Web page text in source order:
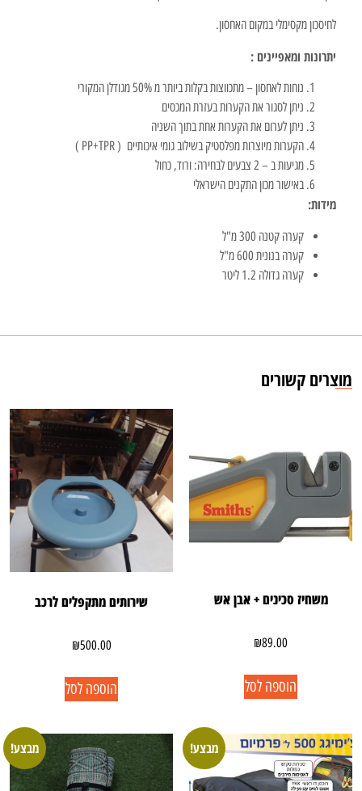
לחיסכון מקסימלי במקום האחסון.
יתרונות ומאפיינים :
נוחות לאחסון – מתכווצות בקלות ביותר מ 50% מגודלן המקורי
ניתן לסגור את הקערות בעזרת המכסים
ניתן לערום את הקערות אחת בתוך השניה
הקערות מיוצרות מפלסטיק בשילוב גומי איכותיים ( PP+TPR )
מגיעות ב – 2 צבעים לבחירה: ורוד, כחול
באישור מכון התקנים הישראלי
מידות:
קערה קטנה 300 מ"ל
קערה בנונית 600 מ"ל
קערה גדולה 1.2 ליטר
מוצרים קשורים
משחיז סכינים + אבן אש
₪89.00
הוספה לסל
שירותים מתקפלים לרכב
₪500.00
הוספה לסל
מבצע! מבצע!